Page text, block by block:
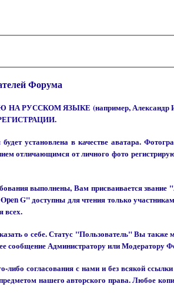
Форума
РУССКОМ ЯЗЫКЕ (например, Александр
РЕГИСТРАЦИИ.
установлена в качестве аватара.
отличающимся от личного фото
выполнены, Вам присваивается звание
G" доступны для чтения только
всех.
о себе. Статус "Пользователь" Вы
сообщение Администратору или Модератору
согласования с нами и без всякой
нашего авторского права. Любое